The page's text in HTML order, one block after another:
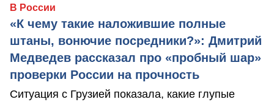
В России
«К чему такие наложившие полные
штаны, вонючие посредники?»: Дмитрий
Медведев рассказал про «пробный шар»
проверки России на прочность
Ситуация с Грузией показала, какие глупые